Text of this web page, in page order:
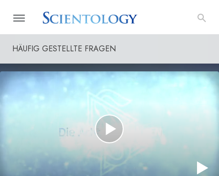
HÄUFIG GESTELLTE FRAGEN